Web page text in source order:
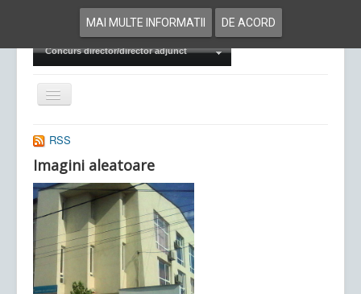
MAI MULTE INFORMATII DE ACORD
Examene Naționale
Concurs director/director adjunct
Comută
navigarea
Ultimele articole: Vi, 04.11.2022 -
Județean Mehedinți
RSS
Imagini aleatoare